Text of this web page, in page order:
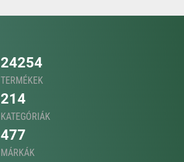
24254
TERMÉKEK
214
KATEGÓRIÁK
477
MÁRKÁK